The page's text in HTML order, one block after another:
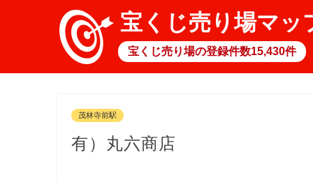
宝くじ売り場マッ
宝くじ売り場の登録件数15,430件
茂林寺前駅
有）丸六商店